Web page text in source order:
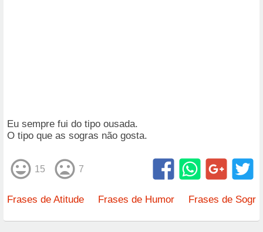
Eu sempre fui do tipo ousada.
O tipo que as sogras não gosta.
15 7
Frases de Atitude Frases de Humor Frases de Sogra